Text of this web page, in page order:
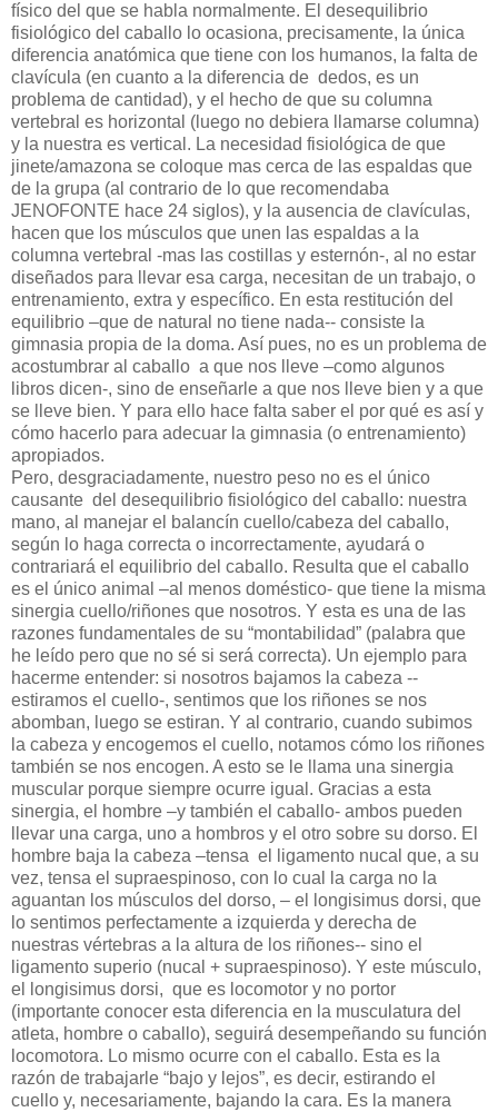
físico del que se habla normalmente. El desequilibrio
fisiológico del caballo lo ocasiona, precisamente, la única
diferencia anatómica que tiene con los humanos, la falta de
clavícula (en cuanto a la diferencia de dedos, es un
problema de cantidad), y el hecho de que su columna
vertebral es horizontal (luego no debiera llamarse columna)
y la nuestra es vertical. La necesidad fisiológica de que
jinete/amazona se coloque mas cerca de las espaldas que
de la grupa (al contrario de lo que recomendaba
JENOFONTE hace 24 siglos), y la ausencia de clavículas,
hacen que los músculos que unen las espaldas a la
columna vertebral -mas las costillas y esternón-, al no estar
diseñados para llevar esa carga, necesitan de un trabajo, o
entrenamiento, extra y específico. En esta restitución del
equilibrio –que de natural no tiene nada-- consiste la
gimnasia propia de la doma. Así pues, no es un problema de
acostumbrar al caballo a que nos lleve –como algunos
libros dicen-, sino de enseñarle a que nos lleve bien y a que
se lleve bien. Y para ello hace falta saber el por qué es así y
cómo hacerlo para adecuar la gimnasia (o entrenamiento)
apropiados.
Pero, desgraciadamente, nuestro peso no es el único
causante del desequilibrio fisiológico del caballo: nuestra
mano, al manejar el balancín cuello/cabeza del caballo,
según lo haga correcta o incorrectamente, ayudará o
contrariará el equilibrio del caballo. Resulta que el caballo
es el único animal –al menos doméstico- que tiene la misma
sinergia cuello/riñones que nosotros. Y esta es una de las
razones fundamentales de su “montabilidad” (palabra que
he leído pero que no sé si será correcta). Un ejemplo para
hacerme entender: si nosotros bajamos la cabeza --
estiramos el cuello-, sentimos que los riñones se nos
abomban, luego se estiran. Y al contrario, cuando subimos
la cabeza y encogemos el cuello, notamos cómo los riñones
también se nos encogen. A esto se le llama una sinergia
muscular porque siempre ocurre igual. Gracias a esta
sinergia, el hombre –y también el caballo- ambos pueden
llevar una carga, uno a hombros y el otro sobre su dorso. El
hombre baja la cabeza –tensa el ligamento nucal que, a su
vez, tensa el supraespinoso, con lo cual la carga no la
aguantan los músculos del dorso, – el longisimus dorsi, que
lo sentimos perfectamente a izquierda y derecha de
nuestras vértebras a la altura de los riñones-- sino el
ligamento superio (nucal + supraespinoso). Y este músculo,
el longisimus dorsi, que es locomotor y no portor
(importante conocer esta diferencia en la musculatura del
atleta, hombre o caballo), seguirá desempeñando su función
locomotora. Lo mismo ocurre con el caballo. Esta es la
razón de trabajarle “bajo y lejos”, es decir, estirando el
cuello y, necesariamente, bajando la cara. Es la manera